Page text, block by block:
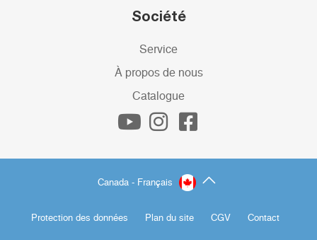
Société
Service
À propos de nous
Catalogue
Canada - Français
Protection des données Plan du site CGV Contact